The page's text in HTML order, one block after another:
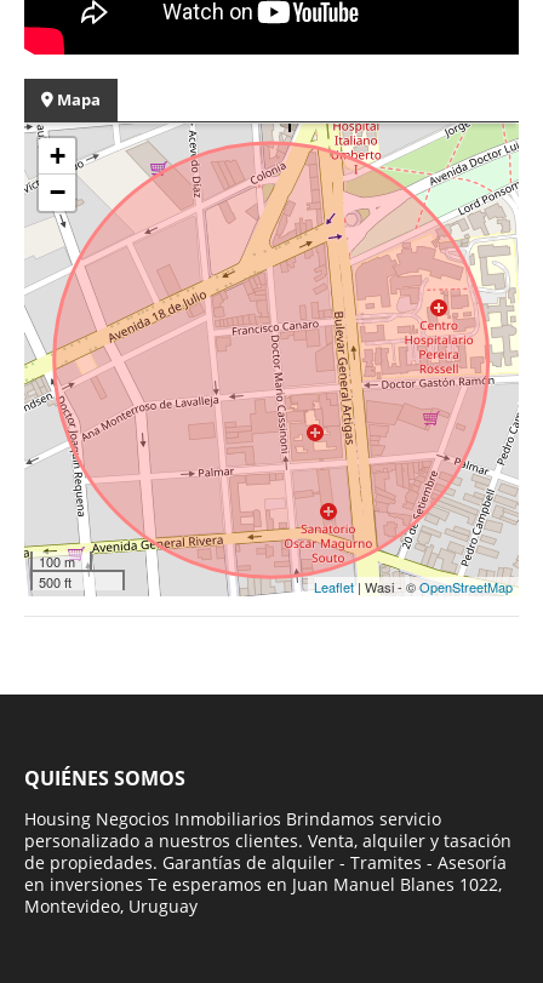
Mapa
+
−
100 m
500 ft
Leaflet| Wasi - ©OpenStreetMap
QUIÉNES SOMOS
Housing Negocios Inmobiliarios Brindamos servicio
personalizado a nuestros clientes. Venta, alquiler y tasación
de propiedades. Garantías de alquiler - Tramites - Asesoría
en inversiones Te esperamos en Juan Manuel Blanes 1022,
Montevideo, Uruguay